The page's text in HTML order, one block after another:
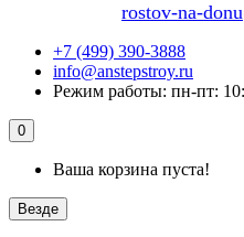
rostov-na-
+7 (499) 390-3888
info@anstepstroy.ru
Режим работы: пн-пт:
0
Ваша корзина пуста!
Везде